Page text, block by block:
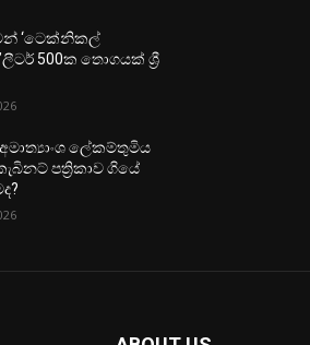
‘ටෙක්නිකල්
500ක තොගයක් ශ්‍රී
ලේකම්තුමිය
පත්‍රිකාව ගියේ